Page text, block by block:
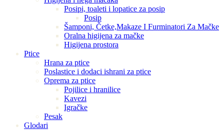
Posipi, toaleti i lopatice za posip
Posip
Šamponi, Četke,Makaze I Furminatori Za Mačke
Oralna higijena za mačke
Higijena prostora
Ptice
Hrana za ptice
Poslastice i dodaci ishrani za ptice
Oprema za ptice
Pojilice i hranilice
Kavezi
Igračke
Pesak
Glodari